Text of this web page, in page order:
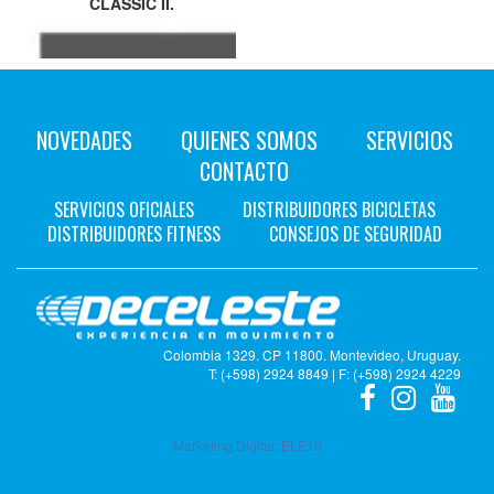
NOVEDADES QUIENES SOMOS
SERVICIOS
CONTACTO
SERVICIOS OFICIALES
DISTRIBUIDORES BICICLETAS
DISTRIBUIDORES FITNESS
CONSEJOS DE SEGURIDAD
Colombia 1329. CP 11800. Montevideo, Uruguay.
T: (+598) 2924 8849 | F: (+598) 2924 4229
Marketing Digital: ELE10